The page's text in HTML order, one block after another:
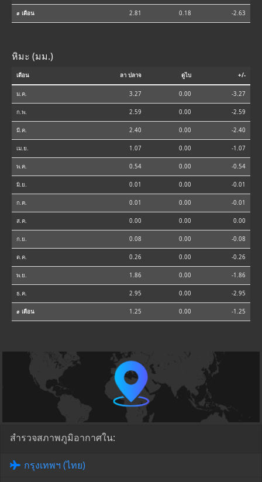
⌀ เดือน 2.81 0.18 -2.63
หิมะ (มม.)
เดือน ลา ปลาจ ดูไบ +/-
ม.ค. 3.27 0.00 -3.27
ก.พ. 2.59 0.00 -2.59
มี.ค. 2.40 0.00 -2.40
เม.ย. 1.07 0.00 -1.07
พ.ค. 0.54 0.00 -0.54
มิ.ย. 0.01 0.00 -0.01
ก.ค. 0.01 0.00 -0.01
ส.ค. 0.00 0.00 0.00
ก.ย. 0.08 0.00 -0.08
ต.ค. 0.26 0.00 -0.26
พ.ย. 1.86 0.00 -1.86
ธ.ค. 2.95 0.00 -2.95
⌀ เดือน 1.25 0.00 -1.25
สำรวจสภาพภูมิอากาศใน:
กรุงเทพฯ (ไทย)